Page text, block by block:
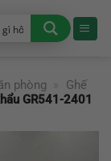
phòng »
Ghế
GR541-2401